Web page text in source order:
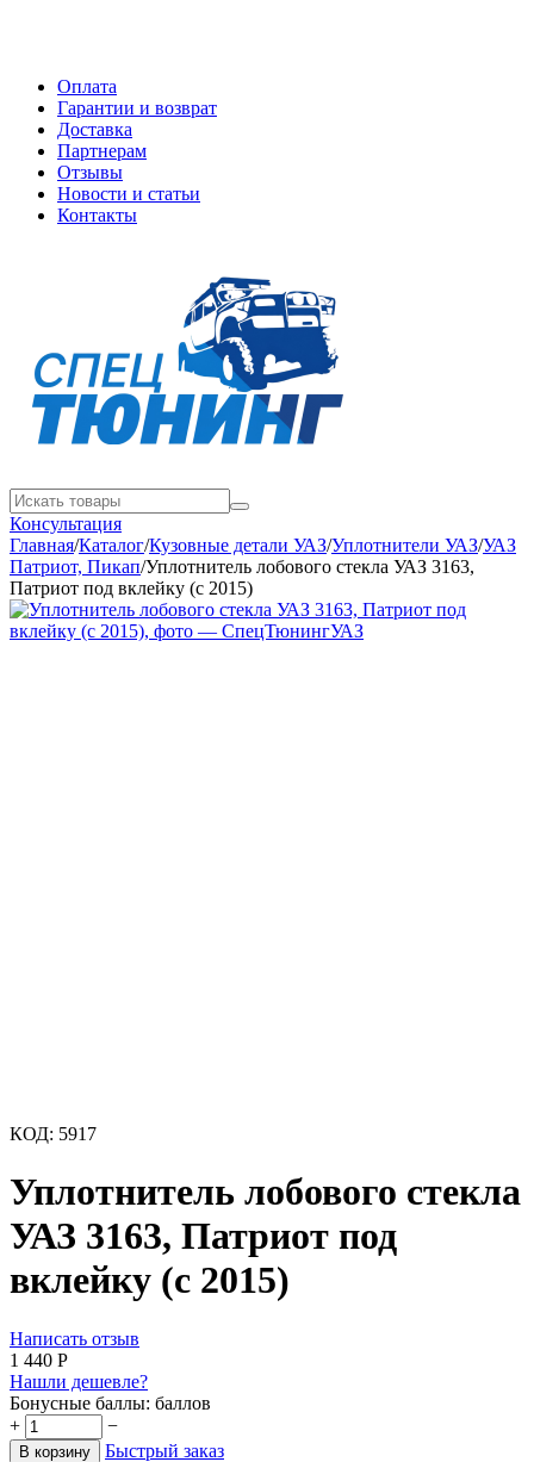
Оплата
Гарантии и возврат
Доставка
Партнерам
Отзывы
Новости и статьи
Контакты
Консультация
Главная/Каталог/Кузовные детали УАЗ/Уплотнители УАЗ/УАЗ
Патриот, Пикап/Уплотнитель лобового стекла УАЗ 3163,
Патриот под вклейку (с 2015)
КОД: 5917
Уплотнитель лобового стекла
УАЗ 3163, Патриот под
вклейку (с 2015)
Написать отзыв
1 440 Р
Нашли дешевле?
Бонусные баллы: баллов
+
−
В корзину
Быстрый заказ